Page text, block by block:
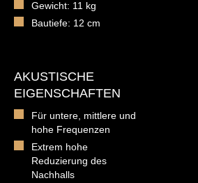
Gewicht: 11 kg
Bautiefe: 12 cm
AKUSTISCHE
EIGENSCHAFTEN
Für untere, mittlere und
hohe Frequenzen
Extrem hohe
Reduzierung des
Nachhalls